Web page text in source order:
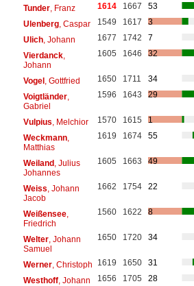
Tunder, Franz 1614 1667
53
Ulenberg, Caspar 1549 1617
3
Ulich, Johann 1677 1742
7
Vierdanck,
Johann
1605 1646 32
Vogel, Gottfried 1650 1711
34
Voigtländer,
Gabriel
1596 1643 29
Vulpius , Melchior 1570 1615
1
Weckmann,
Matthias
1619 1674 55
Weiland, Julius
Johannes
1605 1663 49
Weiss , Johann
Jacob
1662 1754 22
Weißensee,
Friedrich
1560 1622 8
Welter, Johann
Samuel
1650 1720 34
Werner, Christoph 1619 1650
31
Westhoff, Johann
1656 1705 28